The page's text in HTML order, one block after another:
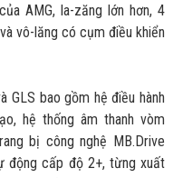
AMG, la-zăng lớn hơn, 4
vô-lăng có cụm điều khiển
GLS bao gồm hệ điều hành
hệ thống âm thanh vòm
bị công nghệ MB.Drive
động cấp độ 2+, từng xuất